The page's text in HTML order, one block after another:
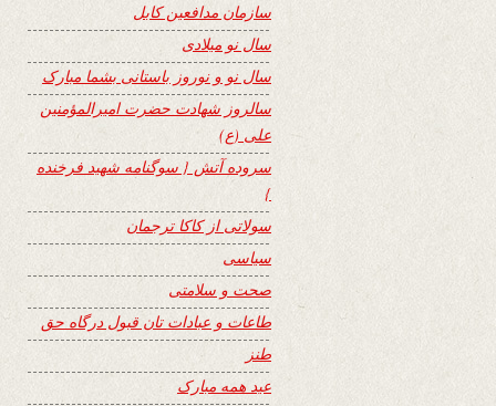
سازمان مدافعین کابل
سال نو میلادی
سال نو و نوروز باستانی بشما مبارک
سالروز شهادت حضرت امیرالمؤمنین
علی (ع)
سروده آتش { سوگنامه شهید فرخنده
}
سولاتی از کاکا ترجمان
سیاسی
صحت و سلامتی
طاعات و عبادات تان قبول درگاه حق
طنز
عید همه مبارک